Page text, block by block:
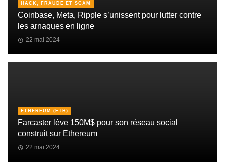
HACK, FRAUDE ET SCAM
Coinbase, Meta, Ripple s’unissent pour lutter contre
les arnaques en ligne
22 mai 2024
ETHEREUM (ETH)
Farcaster lève 150M$ pour son réseau social
construit sur Ethereum
22 mai 2024